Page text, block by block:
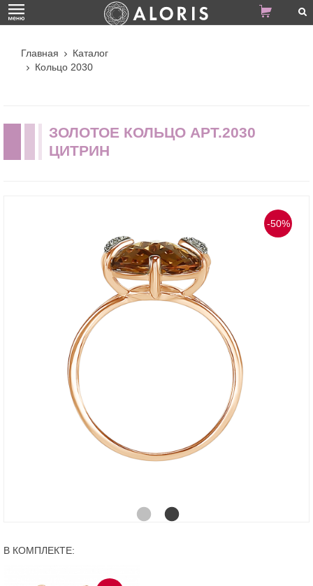
Главная
Каталог
Кольцо 2030
ЗОЛОТОЕ КОЛЬЦО АРТ.2030
ЦИТРИН
-50%
В КОМПЛЕКТЕ: